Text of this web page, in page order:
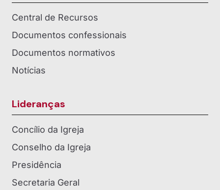
Central de Recursos
Documentos confessionais
Documentos normativos
Notícias
Lideranças
Concílio da Igreja
Conselho da Igreja
Presidência
Secretaria Geral